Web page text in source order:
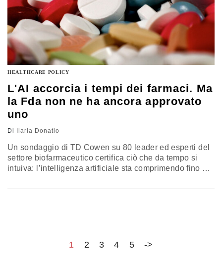
HEALTHCARE POLICY
L'AI accorcia i tempi dei farmaci. Ma
la Fda non ne ha ancora approvato
uno
Di Ilaria Donatio
Un sondaggio di TD Cowen su 80 leader ed esperti del
settore biofarmaceutico certifica ciò che da tempo si
intuiva: l’intelligenza artificiale sta comprimendo fino al
vicino al 90%, e sullo sfondo cresce la concorrenza del
1 2 3 4 5 ->